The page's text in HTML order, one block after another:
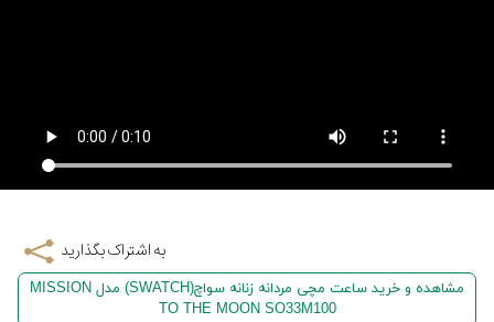
به اشتراک بگذارید
مشاهده و خرید ساعت مچی مردانه زنانه سواچ(SWATCH) مدل MISSION
TO THE MOON SO33M100